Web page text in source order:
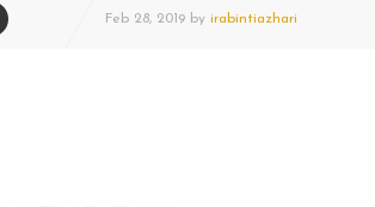
Feb 28, 2019 by irabintiazhari